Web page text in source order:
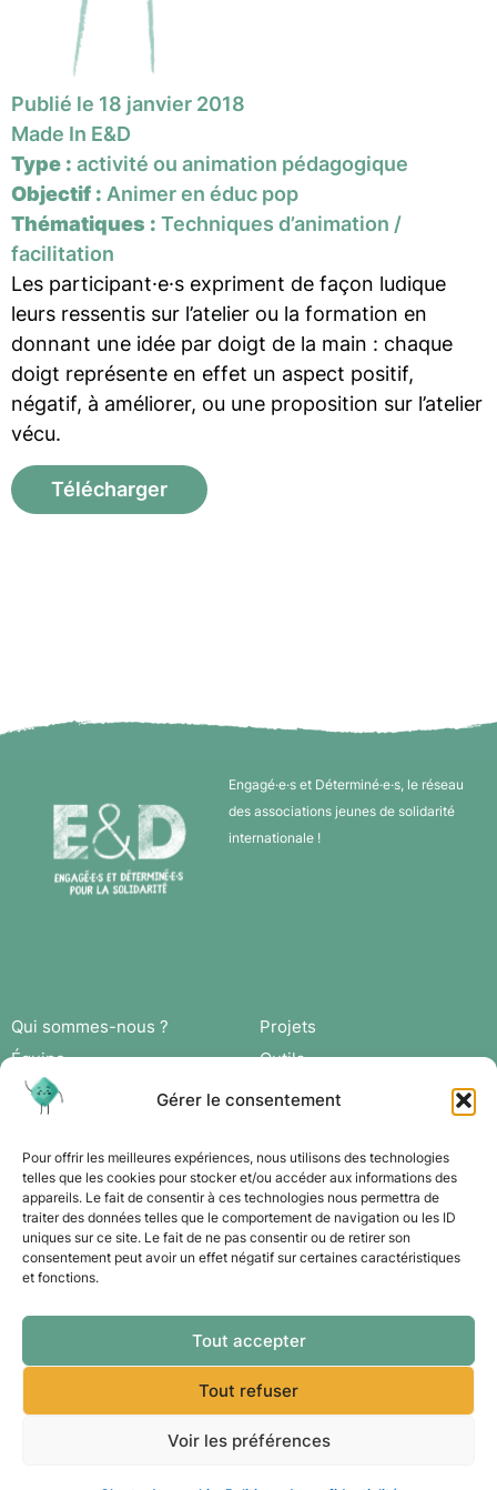
Gérer le consentement
Pour offrir les meilleures expériences, nous utilisons des technologies
telles que les cookies pour stocker et/ou accéder aux informations des
appareils. Le fait de consentir à ces technologies nous permettra de
traiter des données telles que le comportement de navigation ou les ID
uniques sur ce site. Le fait de ne pas consentir ou de retirer son
consentement peut avoir un effet négatif sur certaines caractéristiques
et fonctions.
Tout accepter
Tout refuser
Voir les préférences
Publié le 18 janvier 2018
Made In E&D
Type : activité ou animation pédagogique
Objectif : Animer en éduc pop
Thématiques : Techniques d’animation /
facilitation
Les participant·e·s expriment de façon ludique
leurs ressentis sur l’atelier ou la formation en
donnant une idée par doigt de la main : chaque
doigt représente en effet un aspect positif,
négatif, à améliorer, ou une proposition sur l’atelier
vécu.
Télécharger
Engagé·e·s et Déterminé·e·s, le réseau
des associations jeunes de solidarité
internationale !
Qui sommes-nous ?
Équipe
Missions
Adhérer
Projets
Outils
Actus
Connexion
Contact